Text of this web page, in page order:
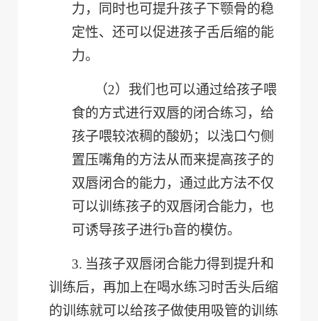
力，同时也可提升孩子下颚骨的稳
定性、还可以促进孩子舌后缩的能
力。
（2） 我们也可以通过给孩子喂
食的方式进行双唇的闭合练习，给
孩子喂较浓稠的酸奶；以浅口勺侧
置压嘴角的方法从而来提高孩子的
双唇闭合的能力，通过此方法不仅
可以训练孩子的双唇闭合能力，也
可诱导孩子进行b音的模仿。
3. 当孩子双唇闭合能力得到提升和
训练后，再加上在喝水练习时舌头后缩
的训练就可以给孩子做使用吸管的训练